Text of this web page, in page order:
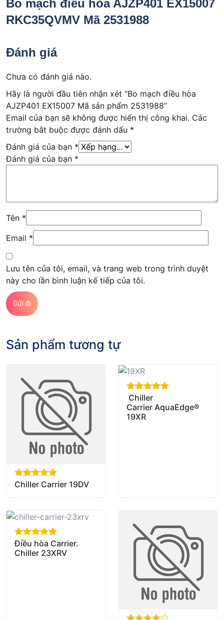
Bo mạch điều hòa AJZP401 EX15007
RKC35QVMV Mã 2531988
Đánh giá
Chưa có đánh giá nào.
Hãy là người đầu tiên nhận xét “Bo mạch điều hòa
AJZP401 EX15007 Mã sản phẩm 2531988”
Email của bạn sẽ không được hiển thị công khai. Các
trường bắt buộc được đánh dấu *
Đánh giá của bạn *
Đánh giá của bạn *
Tên *
Email *
Lưu tên của tôi, email, và trang web trong trình duyệt
này cho lần bình luận kế tiếp của tôi.
Sản phẩm tương tự
out of 5
Chiller Carrier 19DV
out of 5
Chiller
Carrier AquaEdge®
19XR
out of 5
Điều hòa Carrier.
Chiller 23XRV